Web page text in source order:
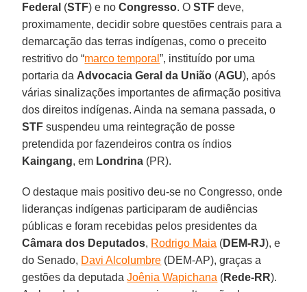
Federal (STF) e noCongresso. OSTF deve,
proximamente, decidir sobre questões centrais para a
demarcação das terras indígenas, como o preceito
restritivo do “marco temporal”, instituído por uma
portaria da Advocacia Geral da União (AGU), após
várias sinalizações importantes de afirmação positiva
dos direitos indígenas. Ainda na semana passada, o
STF suspendeu uma reintegração de posse
pretendida por fazendeiros contra os índios
Kaingang, em Londrina (PR).
O destaque mais positivo deu-se no Congresso, onde
lideranças indígenas participaram de audiências
públicas e foram recebidas pelos presidentes da
Câmara dos Deputados, Rodrigo Maia (DEM-RJ), e
do Senado, Davi Alcolumbre (DEM-AP), graças a
gestões da deputadaJoênia Wapichana (Rede-RR).